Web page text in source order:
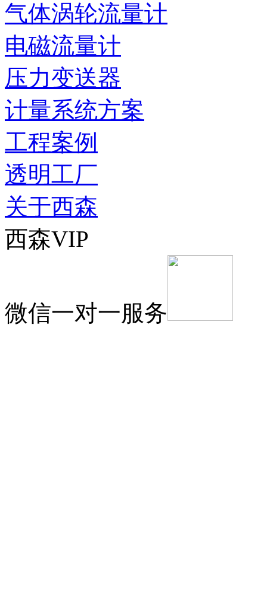
气体涡轮流量计
电磁流量计
压力变送器
计量系统方案
工程案例
透明工厂
关于西森
西森VIP
微信一对一服务